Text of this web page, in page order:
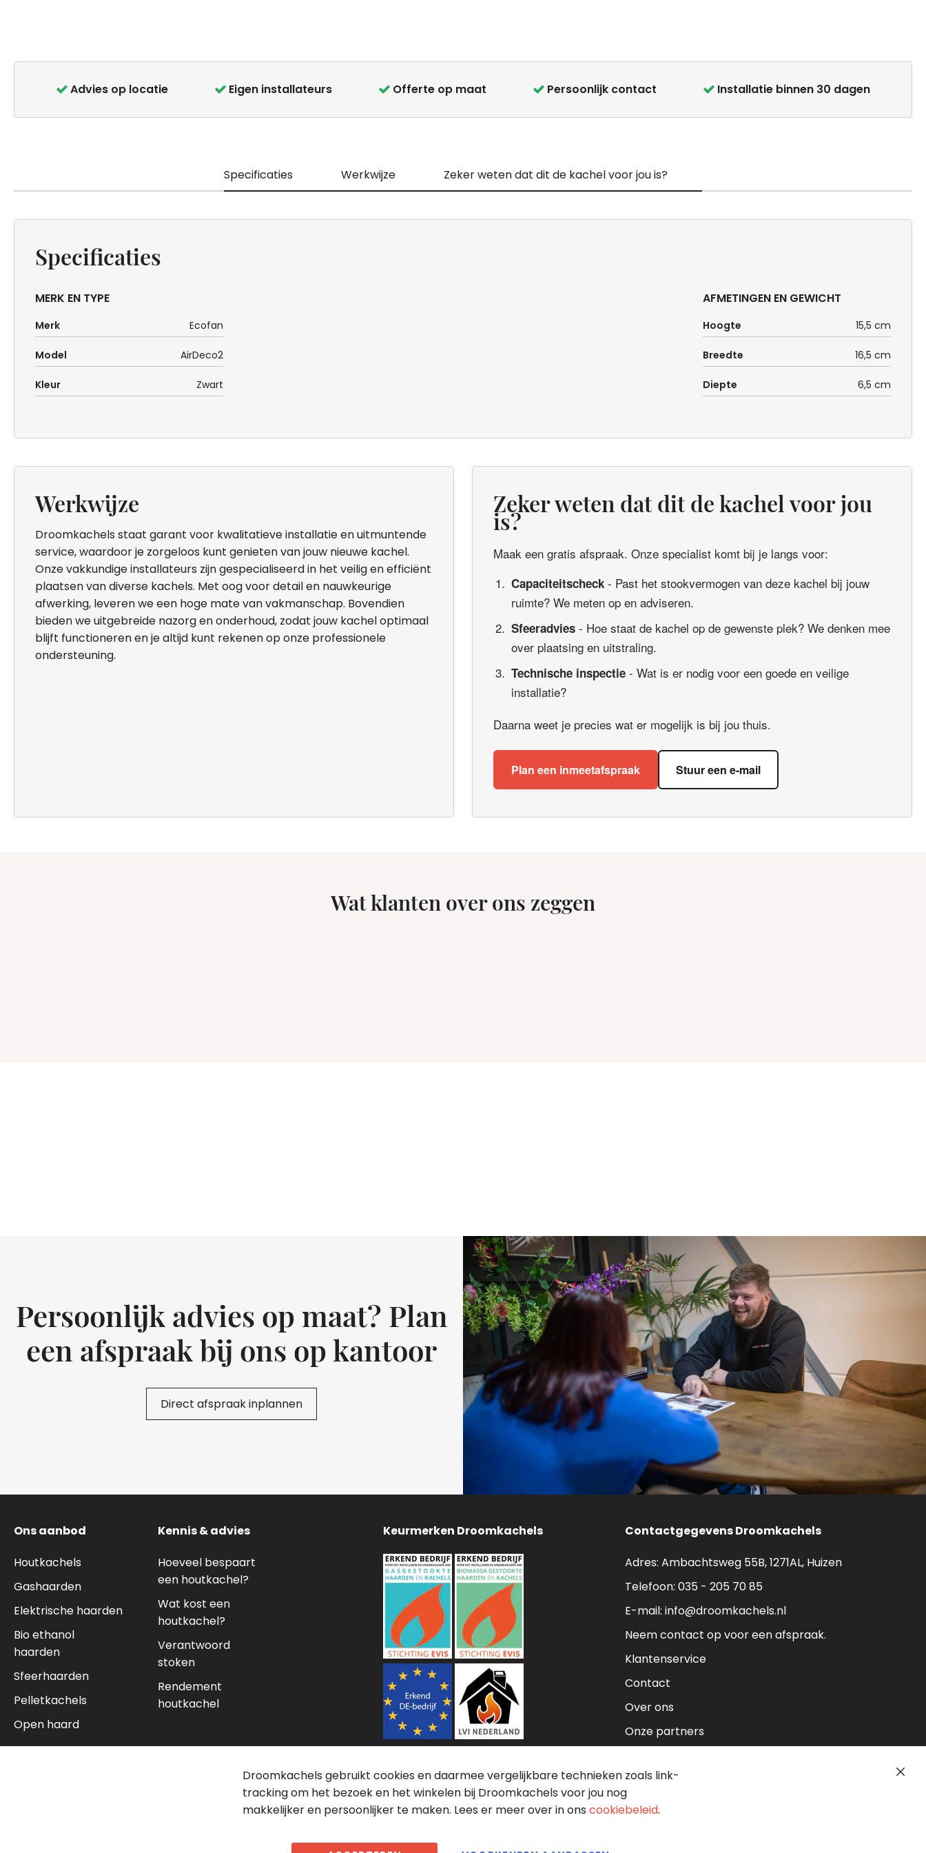
van
Advies op locatie Eigen installateurs Offerte op maat Persoonlijk contact Installatie binnen 30 dagen
Specificaties Werkwijze Zeker weten dat dit de kachel voor jou is?
Specificaties
MERK EN TYPE
Merk Ecofan
Model AirDeco2
Kleur Zwart
AFMETINGEN EN GEWICHT
Hoogte 15,5 cm
Breedte 16,5 cm
Diepte 6,5 cm
Werkwijze
Droomkachels staat garant voor kwalitatieve installatie en uitmuntende
service, waardoor je zorgeloos kunt genieten van jouw nieuwe kachel.
Onze vakkundige installateurs zijn gespecialiseerd in het veilig en efficiënt
plaatsen van diverse kachels. Met oog voor detail en nauwkeurige
afwerking, leveren we een hoge mate van vakmanschap. Bovendien
bieden we uitgebreide nazorg en onderhoud, zodat jouw kachel optimaal
blijft functioneren en je altijd kunt rekenen op onze professionele
ondersteuning.
Zeker weten dat dit de kachel voor jou
is?
Maak een gratis afspraak. Onze specialist komt bij je langs voor:
Capaciteitscheck - Past het stookvermogen van deze kachel bij jouw
ruimte? We meten op en adviseren.
Sfeeradvies - Hoe staat de kachel op de gewenste plek? We denken mee
over plaatsing en uitstraling.
Technische inspectie - Wat is er nodig voor een goede en veilige
installatie?
Daarna weet je precies wat er mogelijk is bij jou thuis.
Plan een inmeetafspraak Stuur een e-mail
Wat klanten over ons zeggen
Persoonlijk advies op maat? Plan
een afspraak bij ons op kantoor
Direct afspraak inplannen
Ons aanbod
Houtkachels
Gashaarden
Elektrische haarden
Bio ethanol
haarden
Sfeerhaarden
Pelletkachels
Open haard
Kennis & advies
Hoeveel bespaart
een houtkachel?
Wat kost een
houtkachel?
Verantwoord
stoken
Rendement
houtkachel
Keurmerken Droomkachels
Contactgegevens Droomkachels
Adres: Ambachtsweg 55B, 1271AL, Huizen
Telefoon: 035 - 205 70 85
E-mail: info@droomkachels.nl
Neem contact op voor een afspraak.
Klantenservice
Contact
Over ons
Onze partners
Droomkachels gebruikt cookies en daarmee vergelijkbare technieken zoals link-
tracking om het bezoek en het winkelen bij Droomkachels voor jou nog
makkelijker en persoonlijker te maken. Lees er meer over in ons cookiebeleid.